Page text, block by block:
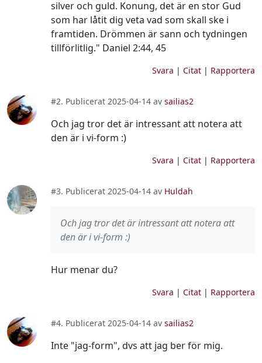
silver och guld. Konung, det är en stor Gud
som har låtit dig veta vad som skall ske i
framtiden. Drömmen är sann och tydningen
tillförlitlig." Daniel 2:44, 45
Svara | Citat| Rapportera
#2. Publicerat 2025-04-14 av sailias2
Och jag tror det är intressant att notera att
den är i vi-form :)
Svara | Citat| Rapportera
#3. Publicerat 2025-04-14 av Huldah
Och jag tror det är intressant att notera att
den är i vi-form :)
Hur menar du?
Svara | Citat| Rapportera
#4. Publicerat 2025-04-14 av sailias2
Inte "jag-form", dvs att jag ber för mig.